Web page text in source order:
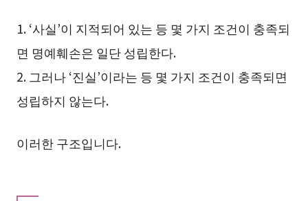
1. ‘사실’이 지적되어 있는 등 몇 가지 조건이 충족되
면 명예훼손은 일단 성립한다.
2. 그러나 ‘진실’이라는 등 몇 가지 조건이 충족되면
성립하지 않는다.
이러한 구조입니다.